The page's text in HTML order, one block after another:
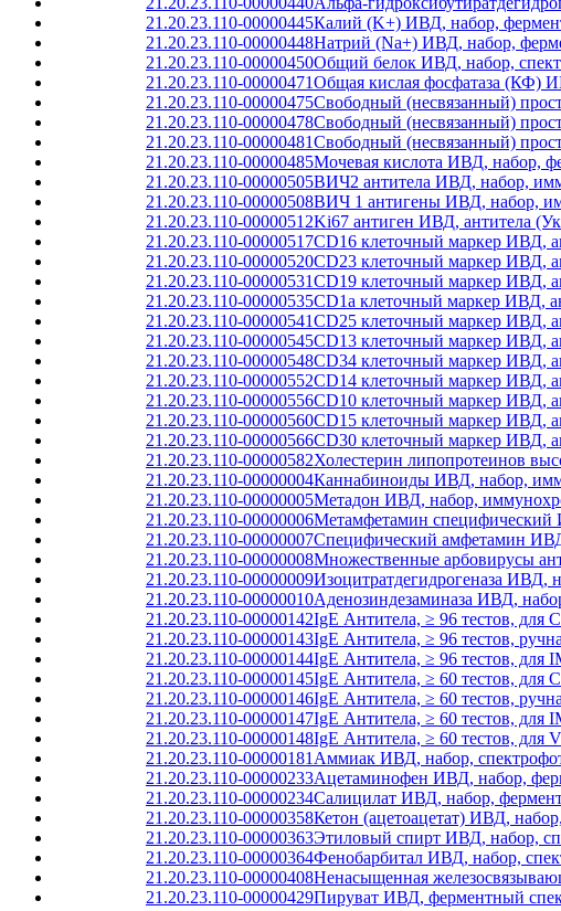
21.20.23.110-00000445Калий (K+) ИВД, набор,
21.20.23.110-00000448Натрий (Na+) ИВД, набор,
21.20.23.110-00000450Общий белок ИВД, набор,
21.20.23.110-00000471Общая кислая фосфатаза (КФ)
21.20.23.110-00000475Свободный (несвязанный)
21.20.23.110-00000478Свободный (несвязанный)
21.20.23.110-00000481Свободный (несвязанный)
21.20.23.110-00000485Мочевая кислота ИВД, набор,
21.20.23.110-00000505ВИЧ2 антитела ИВД, набор,
21.20.23.110-00000508ВИЧ 1 антигены ИВД, набор,
21.20.23.110-00000512Ki67 антиген ИВД, антитела
21.20.23.110-00000517CD16 клеточный маркер ИВД,
21.20.23.110-00000520CD23 клеточный маркер ИВД,
21.20.23.110-00000531CD19 клеточный маркер ИВД,
21.20.23.110-00000535CD1a клеточный маркер ИВД,
21.20.23.110-00000541CD25 клеточный маркер ИВД,
21.20.23.110-00000545CD13 клеточный маркер ИВД,
21.20.23.110-00000548CD34 клеточный маркер ИВД,
21.20.23.110-00000552CD14 клеточный маркер ИВД,
21.20.23.110-00000556CD10 клеточный маркер ИВД,
21.20.23.110-00000560CD15 клеточный маркер ИВД,
21.20.23.110-00000566CD30 клеточный маркер ИВД,
21.20.23.110-00000582Холестерин липопротеинов
21.20.23.110-00000004Каннабиноиды ИВД, набор,
21.20.23.110-00000005Метадон ИВД, набор,
21.20.23.110-00000006Метамфетамин специфический
21.20.23.110-00000007Специфический амфетамин
21.20.23.110-00000008Множественные арбовирусы
21.20.23.110-00000009Изоцитратдегидрогеназа ИВД,
21.20.23.110-00000010Аденозиндезаминаза ИВД,
21.20.23.110-00000142IgE Антитела, ≥ 96 тестов, для
21.20.23.110-00000143IgE Антитела, ≥ 96 тестов,
21.20.23.110-00000144IgE Антитела, ≥ 96 тестов, для
21.20.23.110-00000145IgE Антитела, ≥ 60 тестов, для
21.20.23.110-00000146IgE Антитела, ≥ 60 тестов,
21.20.23.110-00000147IgE Антитела, ≥ 60 тестов, для
21.20.23.110-00000148IgE Антитела, ≥ 60 тестов, для
21.20.23.110-00000181 Аммиак ИВД, набор,
21.20.23.110-00000233Ацетаминофен ИВД, набор,
21.20.23.110-00000234Салицилат ИВД, набор,
21.20.23.110-00000358Кетон (ацетоацетат) ИВД,
21.20.23.110-00000363Этиловый спирт ИВД, набор,
21.20.23.110-00000364Фенобарбитал ИВД, набор,
21.20.23.110-00000408Ненасыщенная
21.20.23.110-00000429Пируват ИВД, ферментный